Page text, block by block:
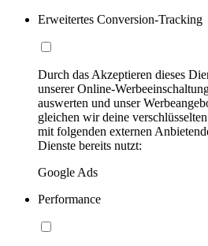
Erweitertes Conversion-Tracking
Durch das Akzeptieren dieses
unserer Online-
auswerten und unser
gleichen wir deine
mit folgenden externen
Dienste bereits nutzt:
Google Ads
Performance